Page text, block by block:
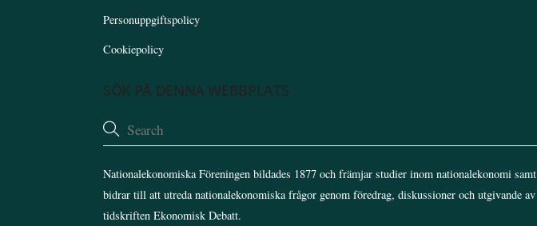
Personuppgiftspolicy
Cookiepolicy
SÖK PÅ DENNA WEBBPLATS
Nationalekonomiska Föreningen bildades 1877 och främjar studier inom nationalekonomi samt
bidrar till att utreda nationalekonomiska frågor genom föredrag, diskussioner och utgivande av
tidskriften Ekonomisk Debatt.